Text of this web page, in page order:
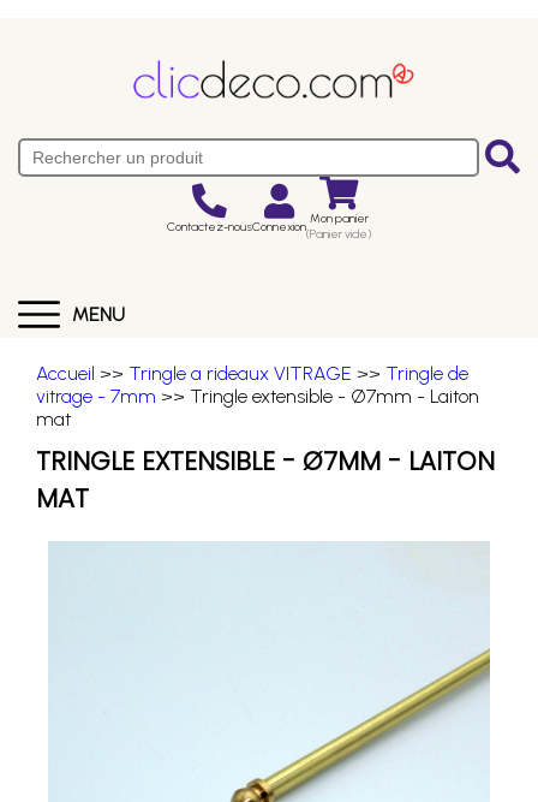
Contactez-nousConnexion Mon panier
(Panier vide)
MENU
Accueil >> Tringle a rideaux VITRAGE >> Tringle de
vitrage - 7mm >> Tringle extensible - Ø7mm - Laiton
mat
TRINGLE EXTENSIBLE - Ø7MM - LAITON
MAT